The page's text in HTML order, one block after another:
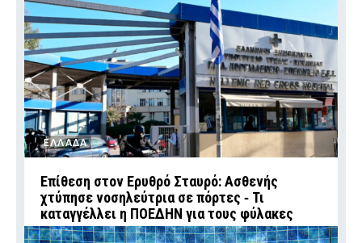
ΕΛΛΑΔΑ
Επίθεση στον Ερυθρό Σταυρό: Ασθενής
χτύπησε νοσηλεύτρια σε πόρτες ‑ Τι
καταγγέλλει η ΠΟΕΔΗΝ για τους φύλακες